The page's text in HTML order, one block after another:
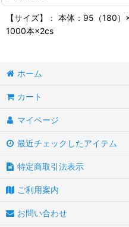
【サイズ】： 本体：95（180
1000本×2cs
ホーム
カート
マイページ
最近チェックしたアイテム
特定商取引法表示
ご利用案内
お問い合わせ